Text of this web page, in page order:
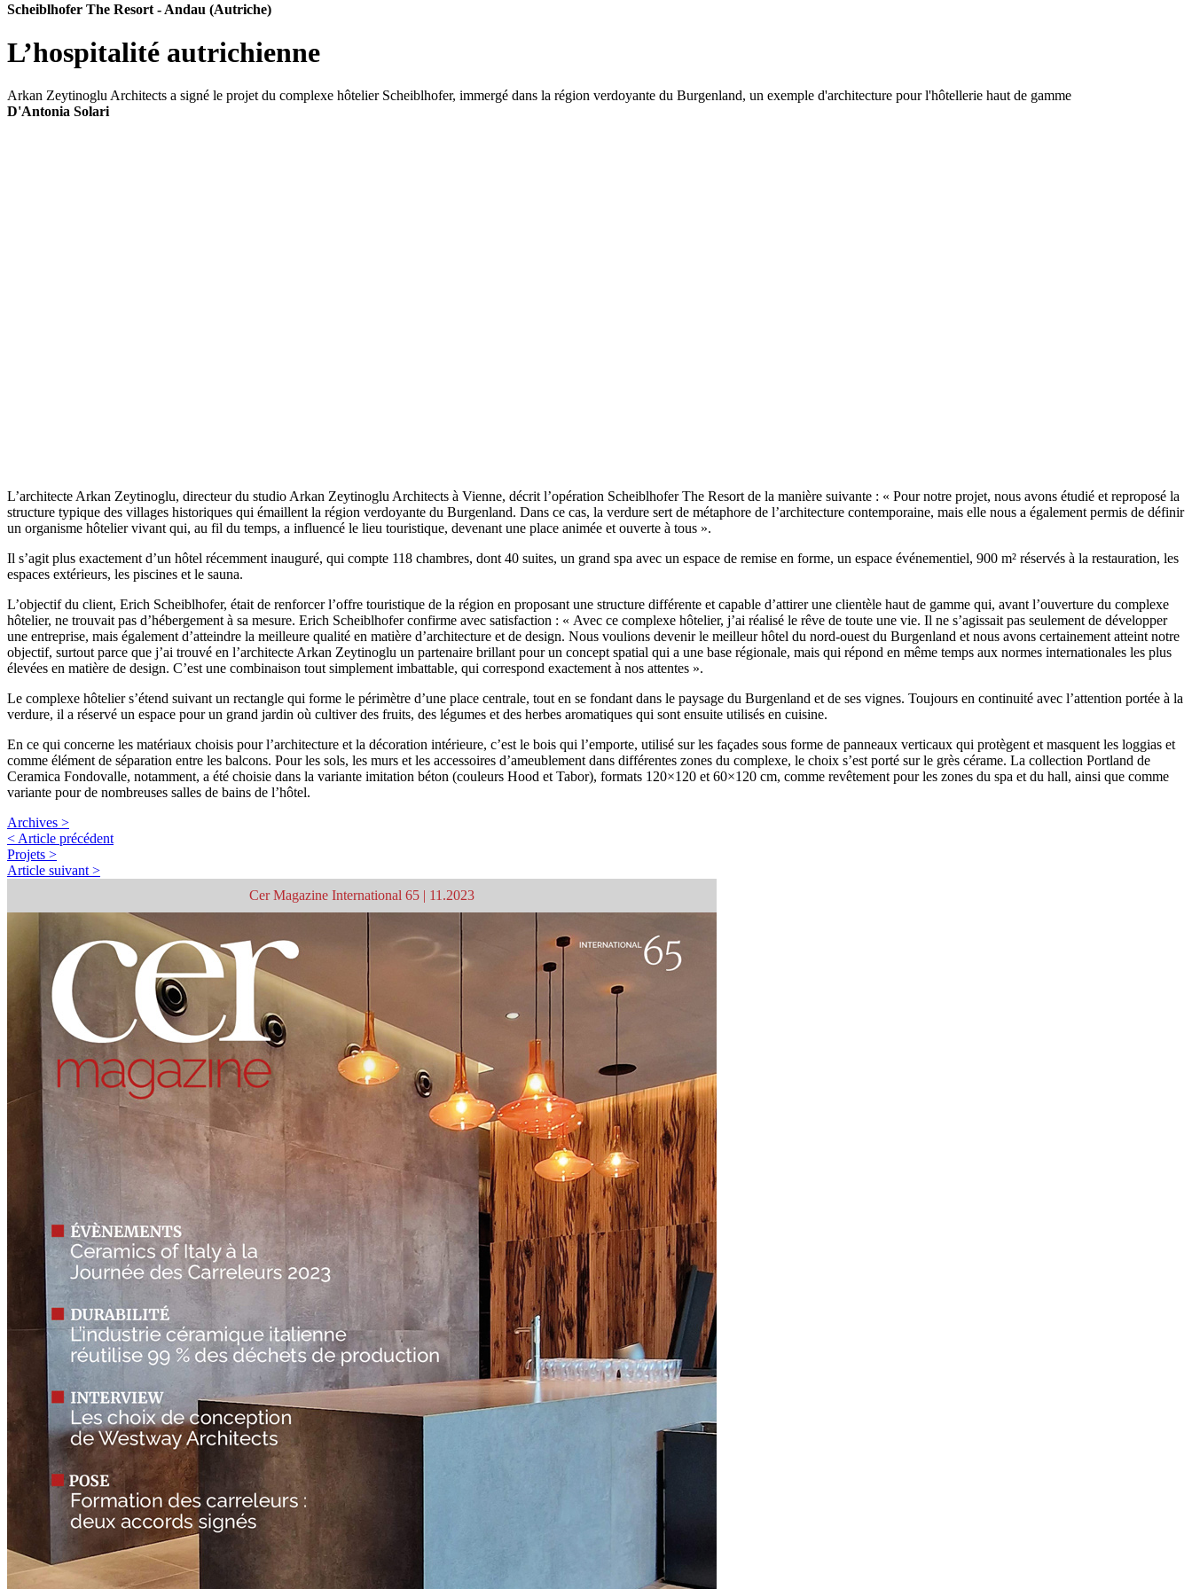
Scheiblhofer The Resort - Andau (Autriche)
L’hospitalité autrichienne
Arkan Zeytinoglu Architects a signé le projet du complexe hôtelier Scheiblhofer, immergé dans la région verdoyante du Burgenland, un exemple d'architecture pour l'hôtellerie haut de gamme
D'Antonia Solari
L’architecte Arkan Zeytinoglu, directeur du studio Arkan Zeytinoglu Architects à Vienne, décrit l’opération Scheiblhofer The Resort de la manière suivante : « Pour notre projet, nous avons étudié et reproposé la
structure typique des villages historiques qui émaillent la région verdoyante du Burgenland. Dans ce cas, la verdure sert de métaphore de l’architecture contemporaine, mais elle nous a également permis de définir
un organisme hôtelier vivant qui, au fil du temps, a influencé le lieu touristique, devenant une place animée et ouverte à tous ».
Il s’agit plus exactement d’un hôtel récemment inauguré, qui compte 118 chambres, dont 40 suites, un grand spa avec un espace de remise en forme, un espace événementiel, 900 m² réservés à la restauration, les
espaces extérieurs, les piscines et le sauna.
L’objectif du client, Erich Scheiblhofer, était de renforcer l’offre touristique de la région en proposant une structure différente et capable d’attirer une clientèle haut de gamme qui, avant l’ouverture du complexe
hôtelier, ne trouvait pas d’hébergement à sa mesure. Erich Scheiblhofer confirme avec satisfaction : « Avec ce complexe hôtelier, j’ai réalisé le rêve de toute une vie. Il ne s’agissait pas seulement de développer
une entreprise, mais également d’atteindre la meilleure qualité en matière d’architecture et de design. Nous voulions devenir le meilleur hôtel du nord-ouest du Burgenland et nous avons certainement atteint notre
objectif, surtout parce que j’ai trouvé en l’architecte Arkan Zeytinoglu un partenaire brillant pour un concept spatial qui a une base régionale, mais qui répond en même temps aux normes internationales les plus
élevées en matière de design. C’est une combinaison tout simplement imbattable, qui correspond exactement à nos attentes ».
Le complexe hôtelier s’étend suivant un rectangle qui forme le périmètre d’une place centrale, tout en se fondant dans le paysage du Burgenland et de ses vignes. Toujours en continuité avec l’attention portée à la
verdure, il a réservé un espace pour un grand jardin où cultiver des fruits, des légumes et des herbes aromatiques qui sont ensuite utilisés en cuisine.
En ce qui concerne les matériaux choisis pour l’architecture et la décoration intérieure, c’est le bois qui l’emporte, utilisé sur les façades sous forme de panneaux verticaux qui protègent et masquent les loggias et
comme élément de séparation entre les balcons. Pour les sols, les murs et les accessoires d’ameublement dans différentes zones du complexe, le choix s’est porté sur le grès cérame. La collection Portland de
Ceramica Fondovalle, notamment, a été choisie dans la variante imitation béton (couleurs Hood et Tabor), formats 120×120 et 60×120 cm, comme revêtement pour les zones du spa et du hall, ainsi que comme
variante pour de nombreuses salles de bains de l’hôtel.
Archives >
< Article précédent
Projets >
Article suivant >
Cer Magazine International 65 | 11.2023